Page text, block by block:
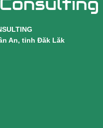
An, tỉnh Đăk Lăk